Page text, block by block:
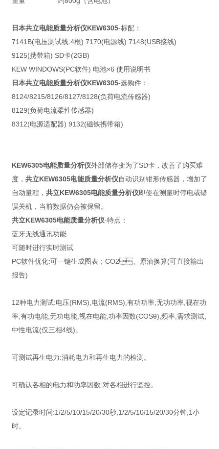
日本共立电能质量分析仪KEW6305-标配：
7141B(电压测试线:4根) 7170(电源线) 7148(USB接线)
9125(携带箱) SD卡(2GB)
KEW WINDOWS(PC软件) 电池×6 使用说明书
日本共立电能质量分析仪KEW6305-选购件：
8124/8215/8126/8127/8128(负荷电流传感器)
8129(负荷电流柔性传感器)
8312(电源适配器) 9132(磁铁携带箱)
KEW6305电能质量分析仪外部储存变为了SD卡，改善了购买难
度， 共立KEW6305电能质量分析仪自动识别钳形传感器，增加了
自动量程， 共立KEW6305电能质量分析仪即使在测量时停电或错
误关机，当前数据仍会被保留。
共立KEW6305电能质量分析仪-特点：
蓝牙无线通讯功能
可随时进行实时测试
PC软件优化:可一键生成图表；CO2、原油换算(可直接输出
报告)
12种电力测试:电压(RMS),电流(RMS),有功功率,无功功率,视在功
率,有功电能,无功电能,视在电能,功率因数(COSθ),频率,需求测试,
中性电流(仅三相4线)。
可测试再生电力:消耗电力和再生电力的检测。
可确认各相的电力和功率因数:对各相进行监控。
设定记录时间:1/2/5/10/15/20/30秒,1/2/5/10/15/20/30分钟,1小
时。